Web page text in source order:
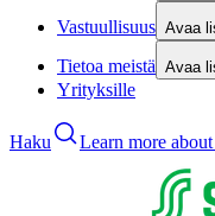
Vastuullisuus Avaa
Tietoa meistä Avaa
Yrityksille
Haku Learn more